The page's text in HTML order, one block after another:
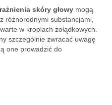
skóry głowy mogą
różnorodnymi substancjami,
w kroplach żołądkowych.
szczególnie zwracać uwagę
one prowadzić do